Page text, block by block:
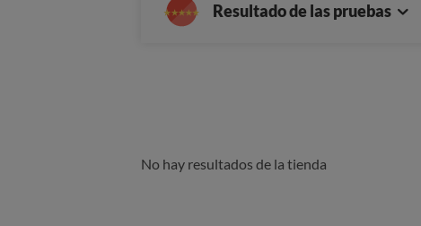
Resultado de las pruebas
No hay resultados de la tienda